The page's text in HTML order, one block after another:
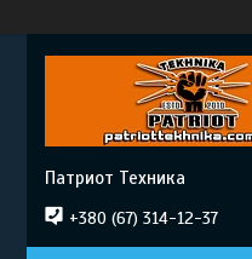
Патриот Техника
+380 (67) 314-12-37